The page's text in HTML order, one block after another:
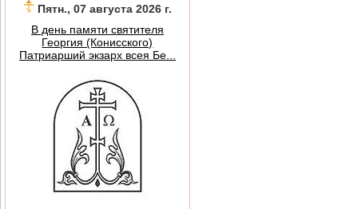
Пятн., 07 августа 2026 г.
В день памяти святителя
Георгия (Конисского)
Патриарший экзарх всея Бе...